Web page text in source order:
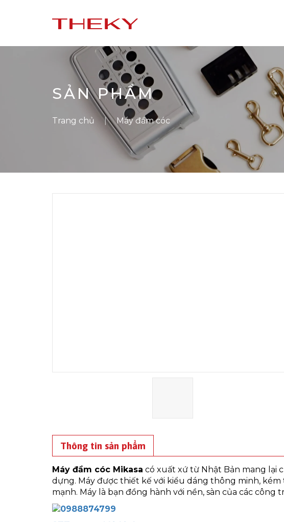
SẢN PHẨM
Trang chủ Máy đầm cóc
Thông tin sản phẩm
Máy đầm cóc Mikasa có xuất xứ từ Nhật Bản mang lại
dựng. Máy được thiết kế với kiểu dáng thông minh,
mạnh. Máy là bạn đồng hành với nền, sàn của các công